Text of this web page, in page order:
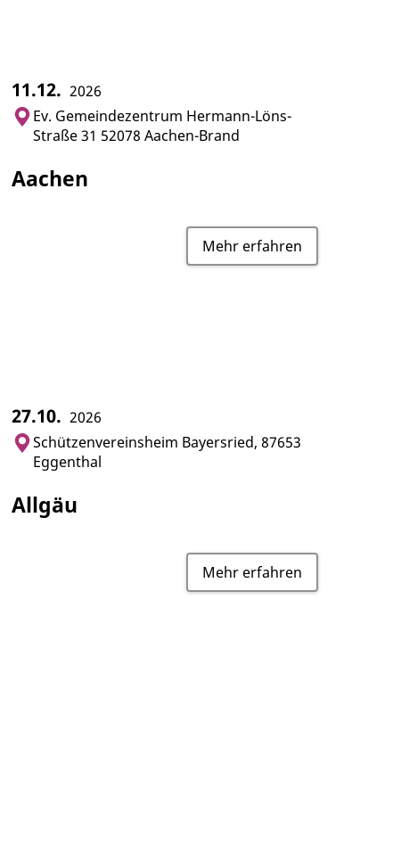
11.12. 2026
Aachen
Ev. Gemeindezentrum Hermann-Löns-
Straße 31 52078 Aachen-Brand
Mehr erfahren
27.10. 2026
Allgäu
Schützenvereinsheim Bayersried, 87653
Eggenthal
Mehr erfahren